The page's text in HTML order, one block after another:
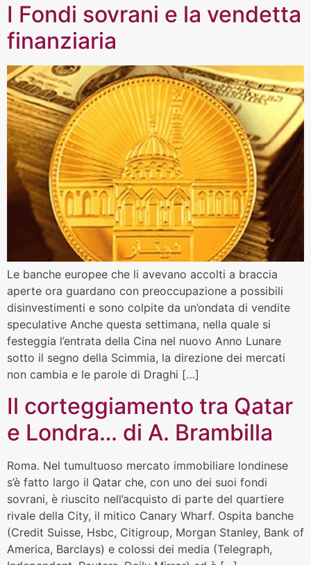
I Fondi sovrani e la vendetta
finanziaria
Le banche europee che li avevano accolti a braccia
aperte ora guardano con preoccupazione a possibili
disinvestimenti e sono colpite da un’ondata di vendite
speculative Anche questa settimana, nella quale si
festeggia l’entrata della Cina nel nuovo Anno Lunare
sotto il segno della Scimmia, la direzione dei mercati
non cambia e le parole di Draghi […]
Il corteggiamento tra Qatar
e Londra… di A. Brambilla
Roma. Nel tumultuoso mercato immobiliare londinese
s’è fatto largo il Qatar che, con uno dei suoi fondi
sovrani, è riuscito nell’acquisto di parte del quartiere
rivale della City, il mitico Canary Wharf. Ospita banche
(Credit Suisse, Hsbc, Citigroup, Morgan Stanley, Bank of
America, Barclays) e colossi dei media (Telegraph,